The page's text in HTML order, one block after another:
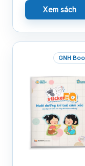
Xem sách
GNH